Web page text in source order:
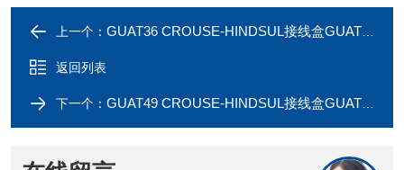
上一个： GUAT36 CROUSE-HINDSUL接线盒GUAT36SA 1英寸
返回列表
下一个： GUAT49 CROUSE-HINDSUL接线盒GUAT49SA 1-1/4英寸